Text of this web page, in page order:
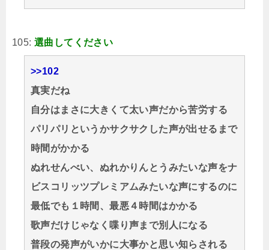
105: 選曲してください
>>102
真実だね
自分はまさに大きくて太い声だから苦労する
パリパリというかサクサクした声が出せるまで
時間がかかる
ぬれせんべい、ぬれかりんとうみたいな声をナ
ビスコリッツプレミアムみたいな声にするのに
最低でも１時間、最悪４時間はかかる
歌声だけじゃなく喋り声まで別人になる
普段の発声がいかに大事かと思い知らされる